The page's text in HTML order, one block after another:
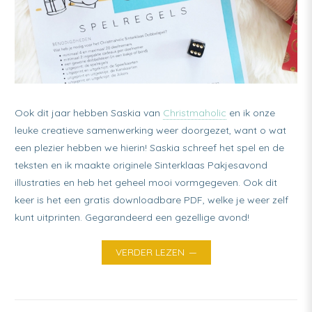
Ook dit jaar hebben Saskia van Christmaholic en ik onze
leuke creatieve samenwerking weer doorgezet, want o wat
een plezier hebben we hierin! Saskia schreef het spel en de
teksten en ik maakte originele Sinterklaas Pakjesavond
illustraties en heb het geheel mooi vormgegeven. Ook dit
keer is het een gratis downloadbare PDF, welke je weer zelf
kunt uitprinten. Gegarandeerd een gezellige avond!
VERDER LEZEN